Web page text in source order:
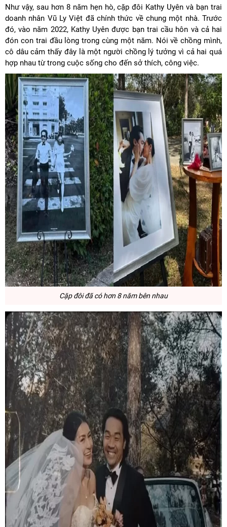
Như vậy, sau hơn 8 năm hẹn hò, cặp đôi Kathy Uyên và bạn trai
doanh nhân Vũ Ly Việt đã chính thức về chung một nhà. Trước
đó, vào năm 2022, Kathy Uyên được bạn trai cầu hôn và cả hai
đón con trai đầu lòng trong cùng một năm. Nói về chồng mình,
cô dâu cảm thấy đây là một người chồng lý tưởng vì cả hai quá
hợp nhau từ trong cuộc sống cho đến sở thích, công việc.
Cặp đôi đã có hơn 8 năm bên nhau